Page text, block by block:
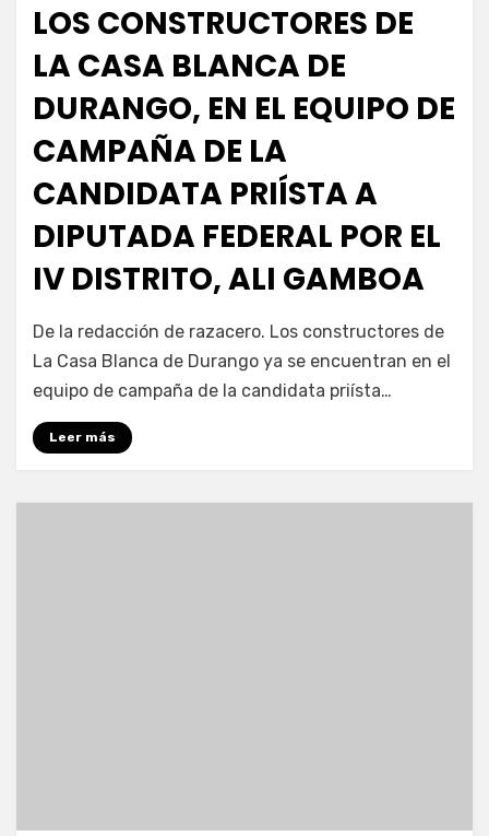
LOS CONSTRUCTORES DE
LA CASA BLANCA DE
DURANGO, EN EL EQUIPO DE
CAMPAÑA DE LA
CANDIDATA PRIÍSTA A
DIPUTADA FEDERAL POR EL
IV DISTRITO, ALI GAMBOA
por Enrique
De la redacción de razacero. Los constructores de
La Casa Blanca de Durango ya se encuentran en el
equipo de campaña de la candidata priísta…
Leer más